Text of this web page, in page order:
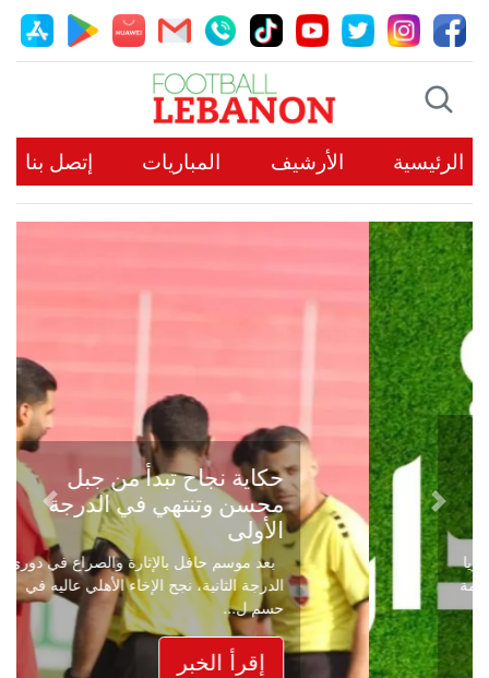
الرئيسية الأرشيف المباريات إتصل بنا
حكاية نجاح تبدأ من جبل
محسن وتنتهي في الدرجة
الأولى
بعد موسم حافل بالإثارة والصراع في دوري
الدرجة الثانية، نجح الإخاء الأهلي عاليه في
حسم ل...
إقرأ الخبر
Previous
Next